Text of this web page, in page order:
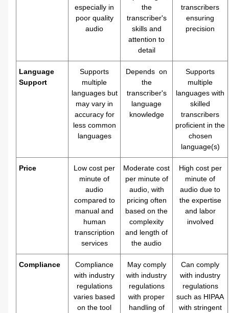
especially in
poor quality
audio
the
transcriber's
skills and
attention to
detail
transcribers
ensuring
precision
Language
Support
Supports
multiple
languages but
may vary in
accuracy for
less common
languages
Depends on
the
transcriber's
language
knowledge
Supports
multiple
languages with
skilled
transcribers
proficient in the
chosen
language(s)
Price
Low cost per
minute of
audio
compared to
manual and
human
transcription
services
Moderate cost
per minute of
audio, with
pricing often
based on the
complexity
and length of
the audio
High cost per
minute of
audio due to
the expertise
and labor
involved
Compliance
Compliance
with industry
regulations
varies based
on the tool
May comply
with industry
regulations
with proper
handling of
Can comply
with industry
regulations
such as HIPAA
with stringent